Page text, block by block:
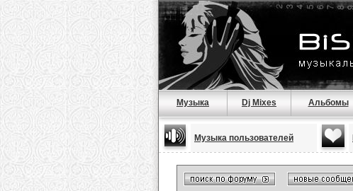
Музыка Dj Mixes Альбомы
Музыка пользователей